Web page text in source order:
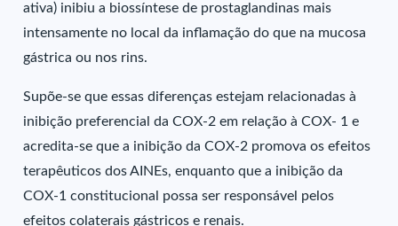
ativa) inibiu a biossíntese de prostaglandinas mais
intensamente no local da inflamação do que na mucosa
gástrica ou nos rins.
Supõe-se que essas diferenças estejam relacionadas à
inibição preferencial da COX-2 em relação à COX- 1 e
acredita-se que a inibição da COX-2 promova os efeitos
terapêuticos dos AINEs, enquanto que a inibição da
COX-1 constitucional possa ser responsável pelos
efeitos colaterais gástricos e renais.